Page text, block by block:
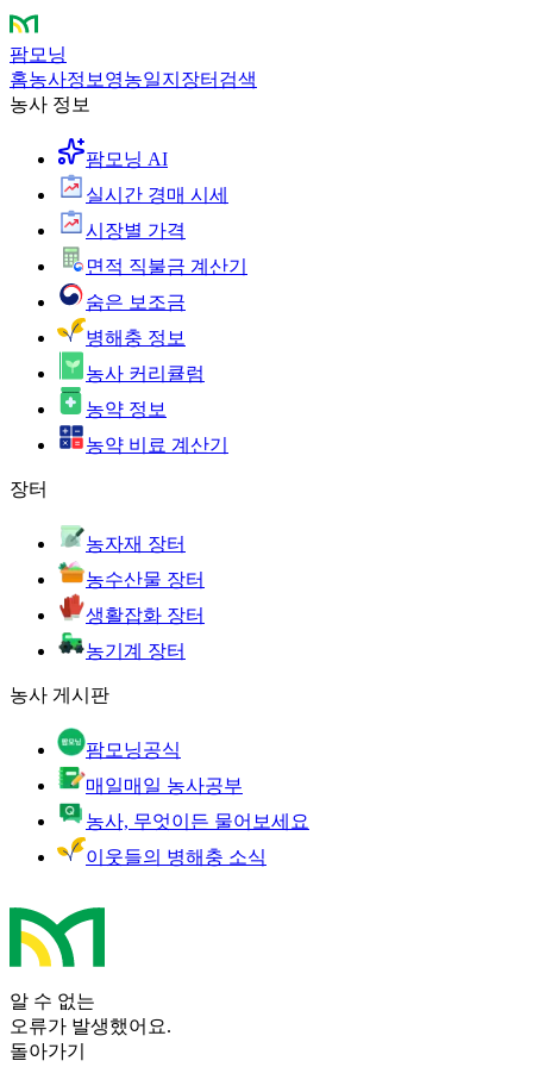
팜모닝
홈농사정보 영농일지 장터 검색
농사 정보
팜모닝 AI
실시간 경매 시세
시장별 가격
면적 직불금 계산기
숨은 보조금
병해충 정보
농사 커리큘럼
농약 정보
농약 비료 계산기
장터
농자재 장터
농수산물 장터
생활잡화 장터
농기계 장터
농사 게시판
팜모닝공식
매일매일 농사공부
농사, 무엇이든 물어보세요
이웃들의 병해충 소식
알 수 없는
오류가 발생했어요.
돌아가기